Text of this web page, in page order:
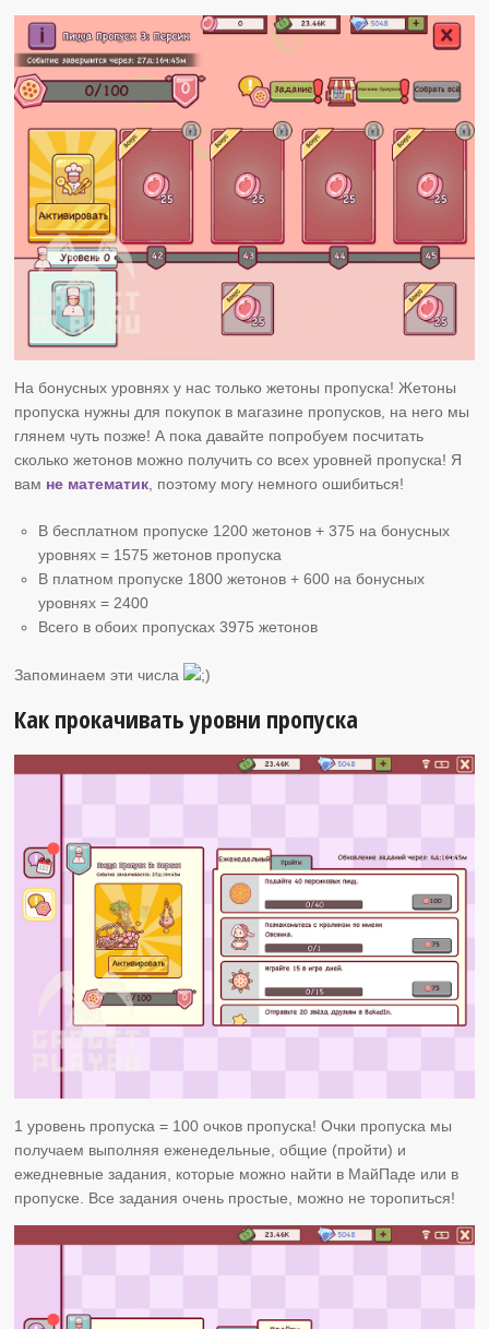
На бонусных уровнях у нас только жетоны пропуска! Жетоны
пропуска нужны для покупок в магазине пропусков, на него мы
глянем чуть позже! А пока давайте попробуем посчитать
сколько жетонов можно получить со всех уровней пропуска! Я
вам не математик , поэтому могу немного ошибиться!
В бесплатном пропуске 1200 жетонов + 375 на бонусных
уровнях = 1575 жетонов пропуска
В платном пропуске 1800 жетонов + 600 на бонусных
уровнях = 2400
Всего в обоих пропусках 3975 жетонов
Запоминаем эти числа
Как прокачивать уровни пропуска
1 уровень пропуска = 100 очков пропуска! Очки пропуска мы
получаем выполняя еженедельные, общие (пройти) и
ежедневные задания, которые можно найти в МайПаде или в
пропуске. Все задания очень простые, можно не торопиться!